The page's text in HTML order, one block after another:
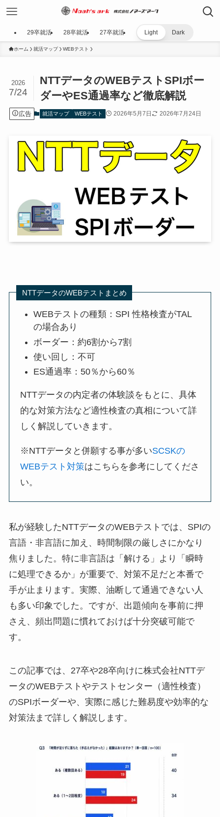
29卒就活 28卒就活 27卒就活 Light Dark
ホーム 就活マップ WEBテスト
NTTデータのWEBテストSPIボー
ダーやES通過率など徹底解説
2026
7/24
広告 就活マップ WEBテスト 2026年5月7日 2026年7月24日
NTTデータのWEBテストまとめ
WEBテストの種類：SPI 性格検査がTAL
の場合あり
ボーダー：約6割から7割
使い回し：不可
ES通過率：50％から60％
NTTデータの内定者の体験談をもとに、具体
的な対策方法など適性検査の真相について詳
しく解説していきます。
※NTTデータと併願する事が多いSCSKの
WEBテスト対策はこちらを参考にしてくださ
い。
私が経験したNTTデータのWEBテストでは、SPIの
言語・非言語に加え、時間制限の厳しさにかなり
焦りました。特に非言語は「解ける」より「瞬時
に処理できるか」が重要で、対策不足だと本番で
手が止まります。実際、油断して通過できない人
も多い印象でした。ですが、出題傾向を事前に押
さえ、頻出問題に慣れておけば十分突破可能で
す。
この記事では、27卒や28卒向けに株式会社NTTデ
ータのWEBテストやテストセンター（適性検査）
のSPIボーダーや、実際に感じた難易度や効率的な
対策法まで詳しく解説します。